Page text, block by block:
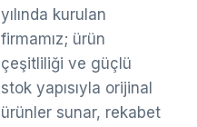
yılında kurulan
firmamız; ürün
çeşitliliği ve güçlü
stok yapısıyla orijinal
ürünler sunar, rekabet